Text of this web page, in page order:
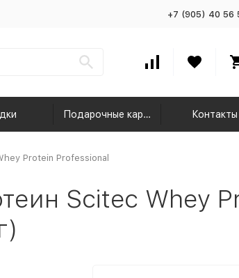
+7 (905) 40 56
Подарочные карты Контакты
Protein Professional
Scitec Whey